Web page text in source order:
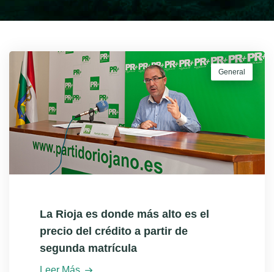
General
La Rioja es donde más alto es el
precio del crédito a partir de
segunda matrícula
Leer Más